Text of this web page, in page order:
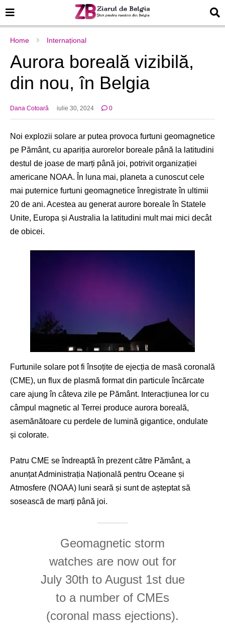
Home Internațional
Aurora boreală vizibilă,
din nou, în Belgia
Dana Cotoară iulie 30, 2024 0
Noi explozii solare ar putea provoca furtuni geomagnetice
pe Pământ, cu apariția aurorelor boreale până la latitudini
destul de joase de marți până joi, potrivit organizației
americane NOAA. În luna mai, planeta a cunoscut cele
mai puternice furtuni geomagnetice înregistrate în ultimii
20 de ani. Acestea au generat aurore boreale în Statele
Unite, Europa și Australia la latitudini mult mai mici decât
de obicei.
Furtunile solare pot fi însoțite de ejecția de masă coronală
(CME), un flux de plasmă format din particule încărcate
care ajung în câteva zile pe Pământ. Interacțiunea lor cu
câmpul magnetic al Terrei produce aurora boreală,
asemănătoare cu perdele de lumină gigantice, ondulate
și colorate.
Patru CME se îndreaptă în prezent către Pământ, a
anunțat Administrația Națională pentru Oceane și
Atmosfere (NOAA) luni seară și sunt de așteptat să
sosească de marți până joi.
Geomagnetic storm
watches are now out for
July 30th to August 1st due
to a number of CMEs
(coronal mass ejections).